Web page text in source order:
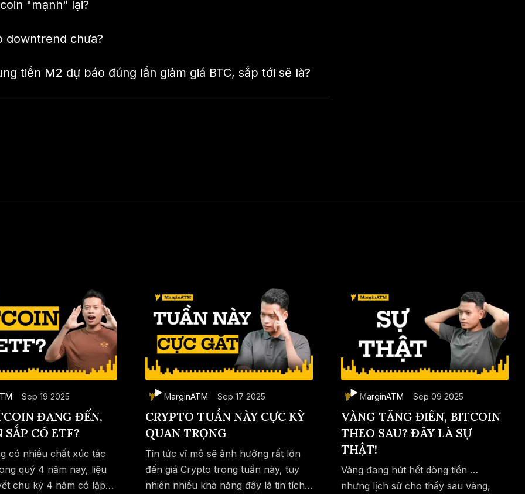
"mạnh" lại?
downtrend chưa?
tiền M2 dự báo đúng lần giảm giá BTC, sắp tới sẽ là?
Sep 19 2025
ĐANG ĐẾN,
SẮP CÓ ETF?
có nhiều chất xúc tác
quý 4 năm nay, liệu
chu kỳ 4 năm có lặp
SaveCopy link
MarginATM Sep 17 2025
CRYPTO TUẦN NÀY CỰC KỲ
QUAN TRỌNG
Tin tức vĩ mô sẽ ảnh hưởng rất lớn
đến giá Crypto trong tuần này, tuy
nhiên nhiều khả năng đây là tin tích
SaveCopy link
MarginATM Sep 09 2025
VÀNG TĂNG ĐIÊN, BITCOIN
THEO SAU? ĐÂY LÀ SỰ
THẬT!
Vàng đang hút hết dòng tiền …
nhưng lịch sử cho thấy sau vàng,